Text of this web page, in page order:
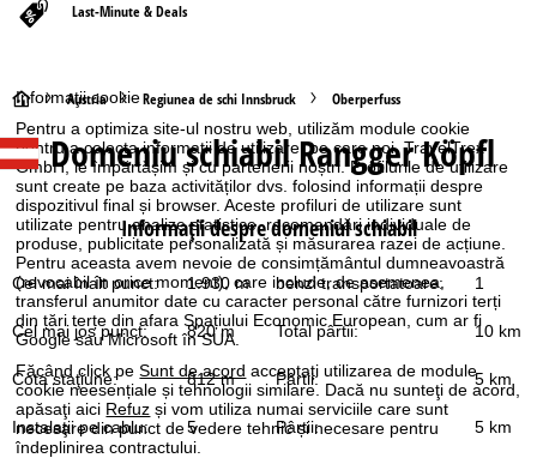
Informaţii cookie
Pentru a optimiza site-ul nostru web, utilizăm module cookie
pentru a colecta informații de utilizare, pe care noi, TravelTrex
GmbH, le împărtășim și cu partenerii noștri. Profilurile de utilizare
sunt create pe baza activităților dvs. folosind informații despre
dispozitivul final și browser. Aceste profiluri de utilizare sunt
utilizate pentru analize statistice, recomandări individuale de
produse, publicitate personalizată și măsurarea razei de acțiune.
Pentru aceasta avem nevoie de consimțământul dumneavoastră
(revocabil în orice moment), care include, de asemenea,
transferul anumitor date cu caracter personal către furnizori terți
din țări terțe din afara Spațiului Economic European, cum ar fi
Google sau Microsoft în SUA.
Făcând click peSunt de acord acceptați utilizarea de module
cookie neesențiale și tehnologii similare. Dacă nu sunteţi de acord,
apăsaţi aici Refuz și vom utiliza numai serviciile care sunt
necesare din punct de vedere tehnic și necesare pentru
îndeplinirea contractului.
Last-Minute & Deals
A
c
a
s
ă
Austria Regiunea de schi Innsbruck Oberperfuss
Domeniu schiabilRangger Köpfl
Informaţii despre domeniul schiabil
Cel mai înalt punct: 1.930 m benzi transportatoare: 1
Cel mai jos punct: 820 m Total pârtii: 10 km
Cota staţiune: 812 m Pârtii: 5 km
Instalaţii pe cablu: 5 Pârtii: 5 km